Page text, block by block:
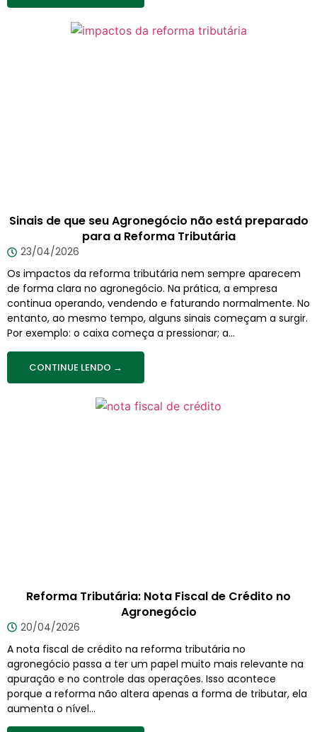
Sinais de que seu Agronegócio não está preparado
para a Reforma Tributária
23/04/2026
Os impactos da reforma tributária nem sempre aparecem
de forma clara no agronegócio. Na prática, a empresa
continua operando, vendendo e faturando normalmente. No
entanto, ao mesmo tempo, alguns sinais começam a surgir.
Por exemplo: o caixa começa a pressionar; a...
CONTINUE LENDO →
Reforma Tributária: Nota Fiscal de Crédito no
Agronegócio
20/04/2026
A nota fiscal de crédito na reforma tributária no
agronegócio passa a ter um papel muito mais relevante na
apuração e no controle das operações. Isso acontece
porque a reforma não altera apenas a forma de tributar, ela
aumenta o nível...